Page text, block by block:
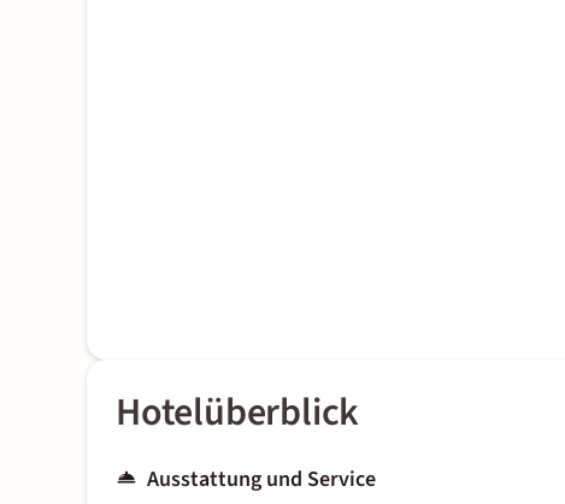
Hotelüberblick
Ausstattung und Service